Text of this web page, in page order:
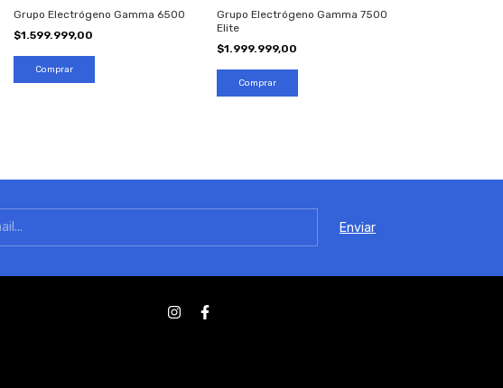
Grupo Electrógeno Gamma 6500
$1.599.999,00
Grupo Electrógeno Gamma 7500
Elite
$1.999.999,00